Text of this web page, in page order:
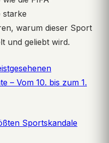
starke
warum dieser Sport
und geliebt wird.
– Vom 10. bis zum 1.
Sportskandale